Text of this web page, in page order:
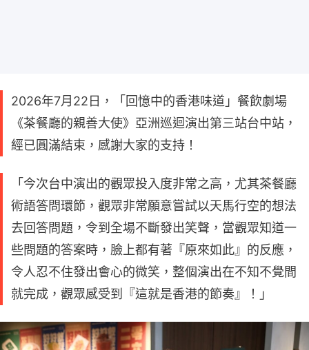
2026年7月22日，「回憶中的香港味道」餐飲劇場
《茶餐廳的親善大使》亞洲巡迴演出第三站台中站，
經已圓滿結束，感謝大家的支持！
「今次台中演出的觀眾投入度非常之高，尤其茶餐廳
術語答問環節，觀眾非常願意嘗試以天馬行空的想法
去回答問題，令到全場不斷發出笑聲，當觀眾知道一
些問題的答案時，臉上都有著『原來如此』的反應，
令人忍不住發出會心的微笑，整個演出在不知不覺間
就完成，觀眾感受到『這就是香港的節奏』！」